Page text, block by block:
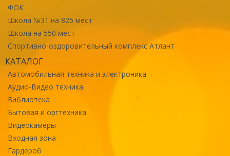
ФОК
Школа №31 на 825 мест
Школа на 550 мест
Спортивно-оздоровительный комплекс Атлант
КАТАЛОГ
Автомобильная техника и электроника
Аудио-Видео техника
Библиотека
Бытовая и оргтехника
Видеокамеры
Входная зона
Гардероб